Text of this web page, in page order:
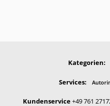
Kategorien:
Services:
Kundenservice+49 761